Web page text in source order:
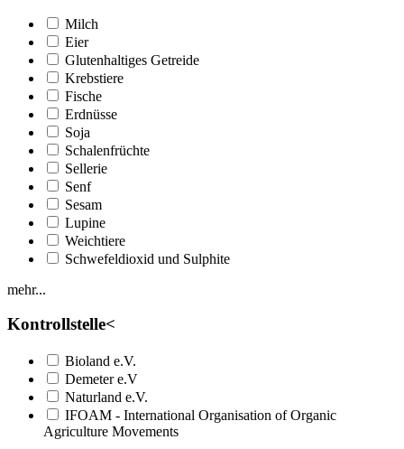
Milch
Eier
Glutenhaltiges Getreide
Krebstiere
Fische
Erdnüsse
Soja
Schalenfrüchte
Sellerie
Senf
Sesam
Lupine
Weichtiere
Schwefeldioxid und Sulphite
mehr...
Kontrollstelle<
Bioland e.V.
Demeter e.V
Naturland e.V.
IFOAM - International Organisation of Organic
Agriculture Movements